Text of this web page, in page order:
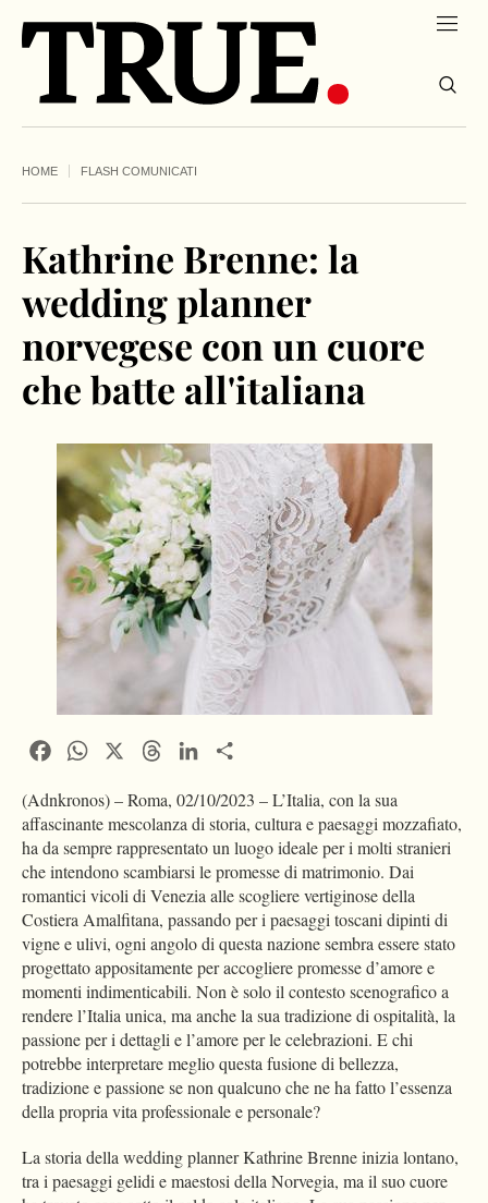
HOME FLASH COMUNICATI
Kathrine Brenne: la
wedding planner
norvegese con un cuore
che batte all'italiana
FacebookWhatsApp ThreadsLinkedIn
(Adnkronos) – Roma, 02/10/2023 – L’Italia, con la sua
affascinante mescolanza di storia, cultura e paesaggi mozzafiato,
ha da sempre rappresentato un luogo ideale per i molti stranieri
che intendono scambiarsi le promesse di matrimonio. Dai
romantici vicoli di Venezia alle scogliere vertiginose della
Costiera Amalfitana, passando per i paesaggi toscani dipinti di
vigne e ulivi, ogni angolo di questa nazione sembra essere stato
progettato appositamente per accogliere promesse d’amore e
momenti indimenticabili. Non è solo il contesto scenografico a
rendere l’Italia unica, ma anche la sua tradizione di ospitalità, la
passione per i dettagli e l’amore per le celebrazioni. E chi
potrebbe interpretare meglio questa fusione di bellezza,
tradizione e passione se non qualcuno che ne ha fatto l’essenza
della propria vita professionale e personale?
La storia della wedding planner Kathrine Brenne inizia lontano,
tra i paesaggi gelidi e maestosi della Norvegia, ma il suo cuore